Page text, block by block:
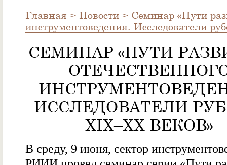
Главная > Новости > Семинар «Пути
инструментоведения. Исследователи
СЕМИНАР «ПУТИ
ИССЛЕДОВАТЕЛИ
XIX–XX ВЕКОВ»
В среду, 9 июня, сектор